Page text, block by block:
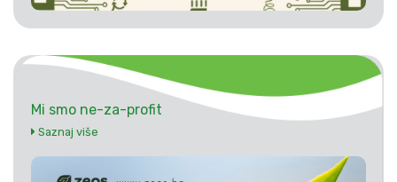
Mi smo ne-za-profit
Saznaj više